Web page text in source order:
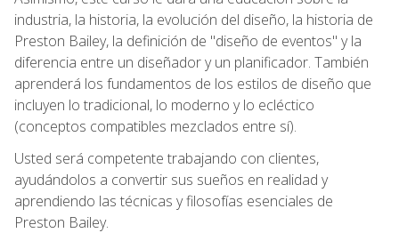
industria, la historia, la evolución del diseño, la historia de
Preston Bailey, la definición de "diseño de eventos" y la
diferencia entre un diseñador y un planificador. También
aprenderá los fundamentos de los estilos de diseño que
incluyen lo tradicional, lo moderno y lo ecléctico
(conceptos compatibles mezclados entre sí).
Usted será competente trabajando con clientes,
ayudándolos a convertir sus sueños en realidad y
aprendiendo las técnicas y filosofías esenciales de
Preston Bailey.